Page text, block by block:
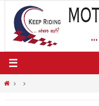
Inhalt
springen
Start